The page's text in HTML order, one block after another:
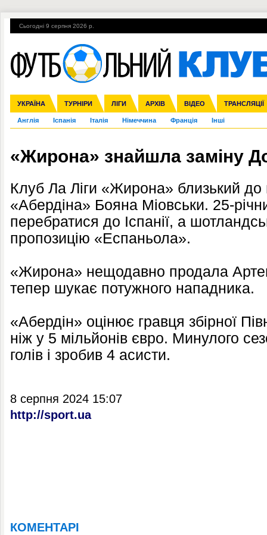
Сьогодні 9 серпня 2026 р.
УКРАЇНА ТУРНІРИ ЛІГИ АРХІВ ВІДЕО ТРАНСЛЯЦІЇ
Збірна Прем'єр-ліга Перша ліга Друга ліга Кубок України
Ліга чемпіонів Ліга Європи Міжнародні Ліга націй Ліга
Англія Іспанія Італія Німеччина Франція Інші
ЧС-2014 ЄВРО-2016 Росія Кубок конфедерацій ЧЄ-2015 (U-
Гарячі теми УПЛ, 2-й тур ВІЙНА УПЛ-ПЕРЕХОДИ
«Жирона» знайшла заміну
Клуб Ла Ліги «Жирона» близький
«Абердіна» Бояна Міовськи. 25-
перебратися до Іспанії, а
пропозицію «Еспаньола».
«Жирона» нещодавно продала
тепер шукає потужного нападника.
«Абердін» оцінює гравця збірної
ніж у 5 мільйонів євро. Минулого
голів і зробив 4 асисти.
8 серпня 2024 15:07
http://sport.ua
КОМЕНТАРІ